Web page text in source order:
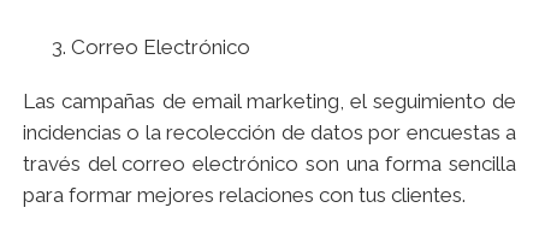
Correo Electrónico
Las campañas de email marketing, el seguimiento de
incidencias o la recolección de datos por encuestas a
través del correo electrónico son una forma sencilla
para formar mejores relaciones con tus clientes.